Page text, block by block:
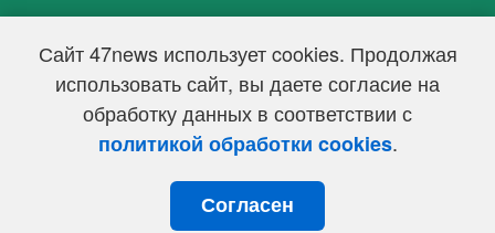
Сайт 47news использует cookies. Продолжая
использовать сайт, вы даете согласие на
обработку данных в соответствии с
политикой обработки cookies.
Согласен
47 новостей (47 news)2005 — 2026 г.
Свидетельство о регистрации СМИ Эл № ФС 77-39848, выдано
Федеральной службой по надзору в сфере связи,
информационных технологий и массовых коммуникаций